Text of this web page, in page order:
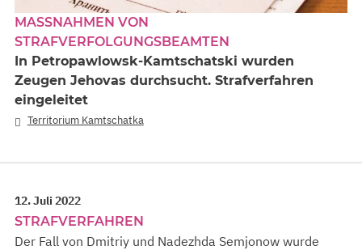
MASSNAHMEN VON S
TRAFVERFOLGUNGSBEAMTEN
In Petropawlowsk-Kamtschatski wurden
Zeugen Jehovas durchsucht. Strafverfahren
eingeleitet
Territorium Kamtschatka
12. Juli 2022
STRAFVERFAHREN
Der Fall von Dmitriy und Nadezhda Semjonow wurde